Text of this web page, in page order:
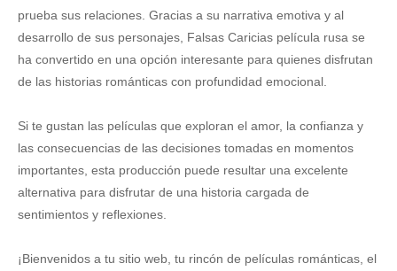
prueba sus relaciones. Gracias a su narrativa emotiva y al
desarrollo de sus personajes, Falsas Caricias película rusa se
ha convertido en una opción interesante para quienes disfrutan
de las historias románticas con profundidad emocional.
Si te gustan las películas que exploran el amor, la confianza y
las consecuencias de las decisiones tomadas en momentos
importantes, esta producción puede resultar una excelente
alternativa para disfrutar de una historia cargada de
sentimientos y reflexiones.
¡Bienvenidos a tu sitio web, tu rincón de películas románticas, el